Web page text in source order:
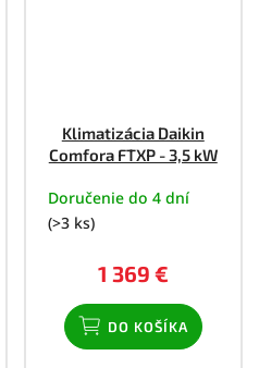
Klimatizácia Daikin
Comfora FTXP - 3,5 kW
Doručenie do 4 dní
(>3 ks)
1 369 €
DO KOŠÍKA